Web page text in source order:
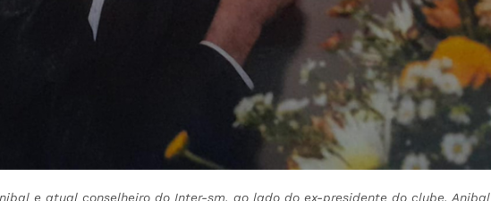
e atual conselheiro do Inter-sm, ao lado do ex-presidente do clube, Anibal